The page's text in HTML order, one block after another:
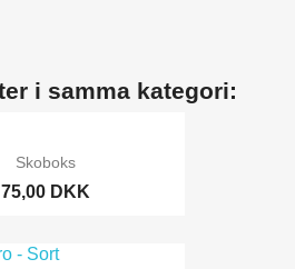
i samma kategori:
Skoboks
75,00 DKK